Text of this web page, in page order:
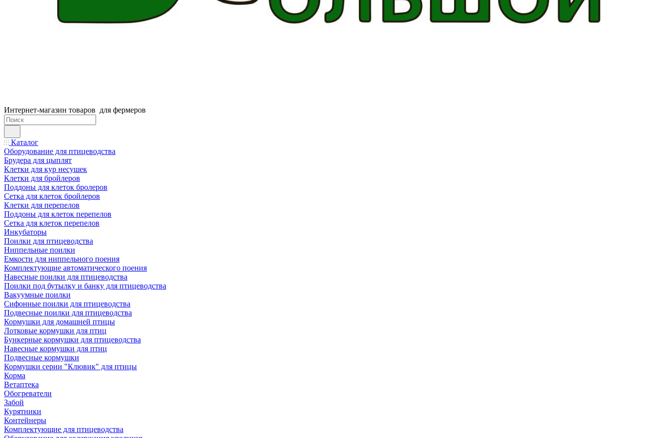
Интернет-магазин товаров для фермеров
Каталог
Оборудование для птицеводства
Брудера для цыплят
Клетки для кур несушек
Клетки для бройлеров
Поддоны для клеток бролеров
Сетка для клеток бройлеров
Клетки для перепелов
Поддоны для клеток перепелов
Сетка для клеток перепелов
Инкубаторы
Поилки для птицеводства
Ниппельные поилки
Емкости для ниппельного поения
Комплектующие автоматического поения
Навесные поилки для птицеводства
Поилки под бутылку и банку для птицеводства
Вакуумные поилки
Сифонные поилки для птицеводства
Подвесные поилки для птицеводства
Кормушки для домашней птицы
Лотковые кормушки для птиц
Бункерные кормушки для птицеводства
Навесные кормушки для птиц
Подвесные кормушки
Кормушки серии "Клювик" для птицы
Корма
Ветаптека
Обогреватели
Забой
Курятники
Контейнеры
Комплектующие для птицеводства